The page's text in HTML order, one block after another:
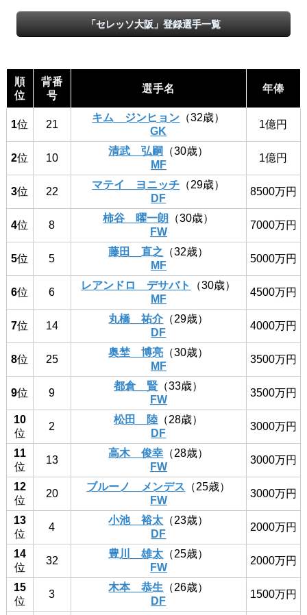
「セレッソ大阪」登録選手一覧
順
位
背番
号
選手名 年俸
1位 21
キム ジンヒョン （32歳）
GK
1億円
2位 10
清武 弘嗣
（30歳）
MF
1億円
3位 22
マテイ ヨニッチ （29歳）
DF
8500万円
4位 8
柿谷 曜一朗
（30歳）
FW
7000万円
5位 5
藤田 直之 （32歳）
MF
5000万円
6位 6
レアンドロ デサバト
（30歳）
MF
4500万円
7位 14
丸橋 祐介 （29歳）
DF
4000万円
8位 25
奥埜 博亮 （30歳）
MF
3500万円
9位 9
都倉 賢 （33歳）
FW
3500万円
10
位
2
松田 陸 （28歳）
DF
3000万円
11
位
13
高木 俊幸 （28歳）
FW
3000万円
12
位
20
ブルーノ メンデス （25歳）
FW
3000万円
13
位
4
小池 裕太 （23歳）
DF
2000万円
14
位
32
豊川 雄太 （25歳）
FW
2000万円
15
位
3
木本 恭生 （26歳）
DF
1500万円